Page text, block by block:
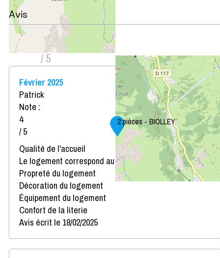
2 pièces - BIOLLEY
Avis
Note :
4
/ 5
(2
Février 2025
Patrick
Note :
4
/ 5
Qualité de l'accueil
Le logement correspond au descriptif
Propreté du logement
Décoration du logement
Équipement du logement
Confort de la literie
Avis écrit le 18/02/2025